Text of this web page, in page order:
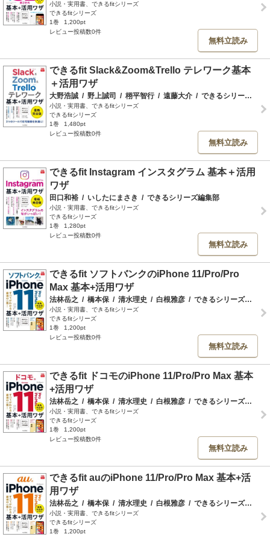
小説・実用書、できるfitシリーズ
できるfitシリーズ
1巻
1,200pt
レビュー投稿数0件
無料立読み
できるfit Slack&Zoom&Trello テレワーク基本
＋活用ワザ
大野浩誠 / 野上誠司 / 栩平智行 / 遠藤大介 / できるシリーズ編集部
小説・実用書、できるfitシリーズ
できるfitシリーズ
1巻
1,480pt
レビュー投稿数0件
無料立読み
できるfit Instagram インスタグラム 基本＋活用
ワザ
田口和裕 / いしたにまさき / できるシリーズ編集部
小説・実用書、できるfitシリーズ
できるfitシリーズ
1巻
1,280pt
レビュー投稿数0件
無料立読み
できるfit ソフトバンクのiPhone 11/Pro/Pro
Max 基本+活⽤ワザ
法林岳之 / 橋本保 / 清水理史 / 白根雅彦 / できるシリーズ編集部
小説・実用書、できるfitシリーズ
できるfitシリーズ
1巻
1,200pt
レビュー投稿数0件
無料立読み
できるfit ドコモのiPhone 11/Pro/Pro Max 基本
+活⽤ワザ
法林岳之 / 橋本保 / 清水理史 / 白根雅彦 / できるシリーズ編集部
小説・実用書、できるfitシリーズ
できるfitシリーズ
1巻
1,200pt
レビュー投稿数0件
無料立読み
できるfit auのiPhone 11/Pro/Pro Max 基本+活
⽤ワザ
法林岳之 / 橋本保 / 清水理史 / 白根雅彦 / できるシリーズ編集部
小説・実用書、できるfitシリーズ
できるfitシリーズ
1巻
1,200pt